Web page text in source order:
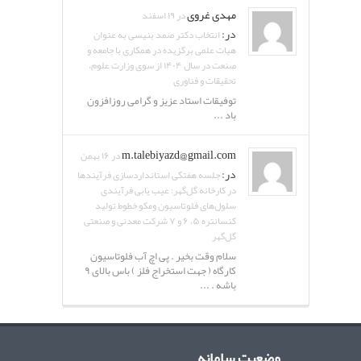
مهدی غرویدر ۱۹ اسفند
در:انتخاب دکتر صمد بنیسی به عنوان
هیات علمی برگزیده در همکاری با جامعه و
صنعت در سال ۱۴۰۴ از سوی وزارت علوم،
تحقیقات و فناوری
توفیقات استاد عزیز و گرامی روزافزون
باد ...
m.talebiyazd@gmail.comدر ۱۶ بهمن
در:جلسه هفتگی استانداردسازی فرآیندها
در کارخانه گل‌گهر: عیب یابی فرآیندی
سلول‌های فلوتاسیون ومکو خطوط تولید
کنسانتره ۵، ۶ و ۷ شرکت معدنی و صنعتی
گل‌گهر
سلام وقت بخیر . پی اچ آب فلوتاسیون
کارگاه ( جهت استخراج فلز ) باس بالای ۹
باشه . ...